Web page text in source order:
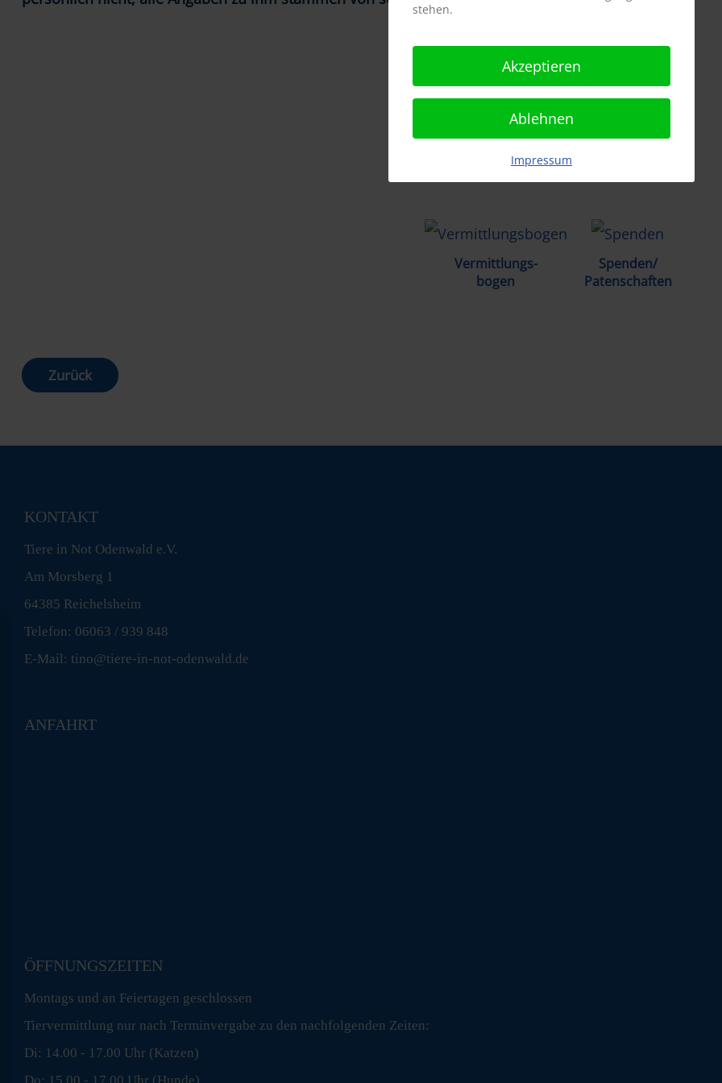
Vermittlungs-
bogen
Spenden/
Patenschaften
Zurück
KONTAKT
Tiere in Not Odenwald e.V.
Am Morsberg 1
64385 Reichelsheim
Telefon: 06063 / 939 848
E-Mail: tino@tiere-in-not-odenwald.de
ANFAHRT
ÖFFNUNGSZEITEN
Montags und an Feiertagen geschlossen
Tiervermittlung nur nach Terminvergabe zu den nachfolgenden Zeiten:
Di: 14.00 - 17.00 Uhr (Katzen)
stehen.
Akzeptieren
Ablehnen
Impressum